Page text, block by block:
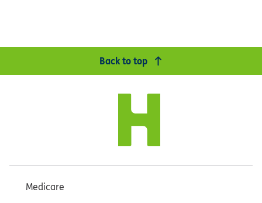
Back to top
Medicare